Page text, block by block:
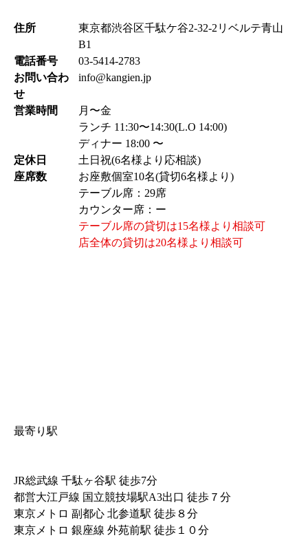
住所
東京都渋谷区千駄ケ谷2-32-2リベルテ青山
B1
電話番号
03-5414-2783
お問い合わ
せ
info@kangien.jp
営業時間
月〜金
ランチ 11:30〜14:30(L.O 14:00)
ディナー 18:00 〜
定休日
土日祝(6名様より応相談)
座席数
お座敷個室10名(貸切6名様より)
テーブル席：29席
カウンター席：ー
テーブル席の貸切は15名様より相談可
店全体の貸切は20名様より相談可
最寄り駅
JR総武線 千駄ヶ谷駅 徒歩7分
都営大江戸線 国立競技場駅A3出口 徒歩７分
東京メトロ 副都心 北参道駅 徒歩８分
東京メトロ 銀座線 外苑前駅 徒歩１０分